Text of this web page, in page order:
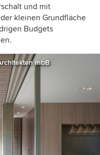
und mit
kleinen Grundfläche
Budgets
mbB